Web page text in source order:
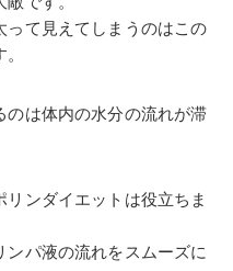
って見えてしまうのはこの
のは体内の水分の流れが滞
ンダイエットは役立ちま
パ液の流れをスムーズに